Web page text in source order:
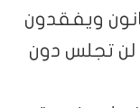
ويفقدون
لن تجلس دون